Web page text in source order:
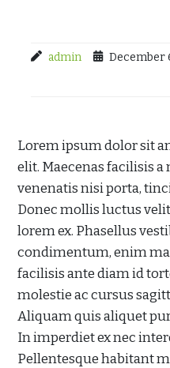
admin
December
Lorem ipsum dolor sit
elit. Maecenas facilisis
venenatis nisi porta,
Donec mollis luctus
lorem ex. Phasellus
condimentum, enim
facilisis ante diam id
molestie ac cursus
Aliquam quis aliquet
In imperdiet ex nec
Pellentesque habitant